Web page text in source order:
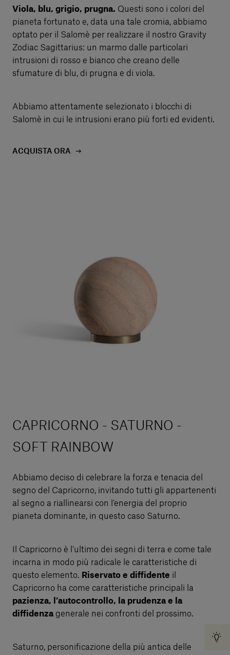
Viola, blu, grigio, prugna. Questi sono i colori del
pianeta fortunato e, data una tale cromia, abbiamo
optato per il Salomè per realizzare il nostro Gravity
Zodiac Sagittarius: un marmo dalle particolari
intrusioni di rosso e bianco che creano delle
sfumature di blu, di prugna e di viola.
Abbiamo attentamente selezionato i blocchi di
Salomè in cui le intrusioni erano più forti ed evidenti.
ACQUISTA ORA
CAPRICORNO - SATURNO -
SOFT RAINBOW
Abbiamo deciso di celebrare la forza e tenacia del
segno del Capricorno, invitando tutti gli appartenenti
al segno a riallinearsi con l’energia del proprio
pianeta dominante, in questo caso Saturno.
Il Capricorno è l’ultimo dei segni di terra e come tale
incarna in modo più radicale le caratteristiche di
questo elemento. Riservato e diffidente il
Capricorno ha come caratteristiche principali la
pazienza, l’autocontrollo, la prudenza e la
diffidenza generale nei confronti del prossimo.
Saturno, personificazione della più antica delle